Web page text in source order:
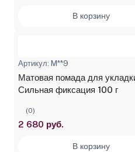
В корзину
Артикул: M**9
Матовая помада для
Сильная фиксация 100 г
(0)
2 680 руб.
В корзину